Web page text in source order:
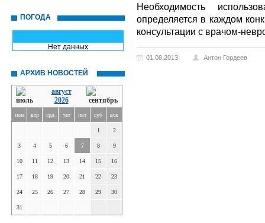
ПОГОДА
Нет данных
АРХИВ НОВОСТЕЙ
август
2026
пон втр срд чет пят суб вск
1 2
3 4 5 6 7 8 9
10 11 12 13 14 15 16
17 18 19 20 21 22 23
24 25 26 27 28 29 30
31
Необходимость
определяется в каждом
консультации с врачом-
01.08.2013 Антон Гордеев